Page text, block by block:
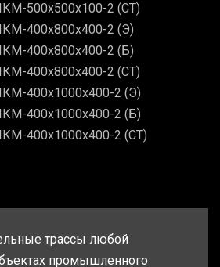
500х500х100-2 (СТ)
400х800х400-2 (Э)
400х800х400-2 (Б)
400х800х400-2 (СТ)
400х1000х400-2 (Э)
400х1000х400-2 (Б)
400х1000х400-2 (СТ)
трассы любой
промышленного